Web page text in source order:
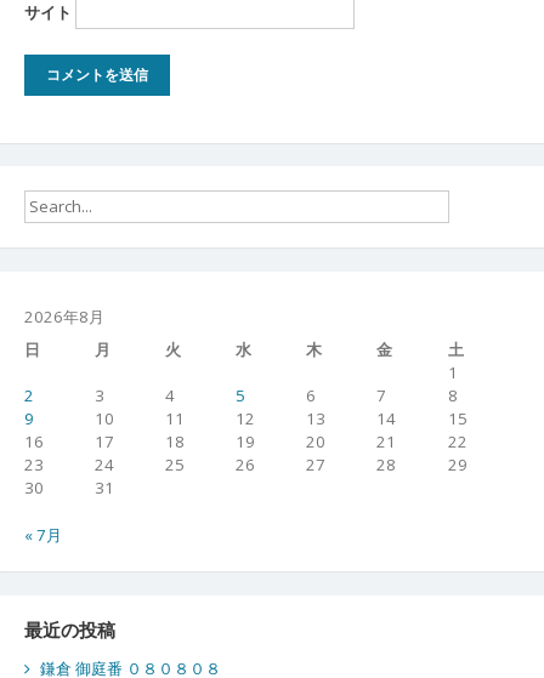
サイト
2026年8月
日
月 火 水 木 金
土
1
2
3 4 5 6 7
8
9
10 11 12 13 14
15
16
17 18 19 20 21
22
23
24 25 26 27 28
29
30
31
« 7月
最近の投稿
鎌倉 御庭番 ０８０８０８